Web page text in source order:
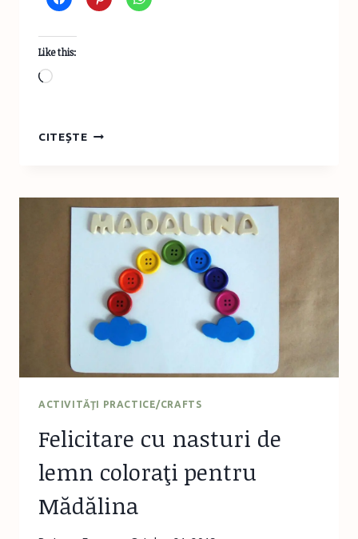
Like this:
Loading…
CITEȘTEINVITAŢIE
DESPRE
PURTAREA
BEBELUŞILOR
ACTIVITĂŢI PRACTICE/CRAFTS
Felicitare cu nasturi de
lemn coloraţi pentru
Mădălina